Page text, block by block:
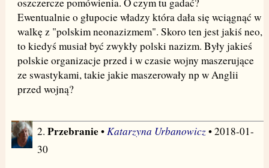
oszczercze pomówienia. O czym tu gadać?
Ewentualnie o głupocie władzy która dała się wciągnąć w
walkę z "polskim neonazizmem". Skoro ten jest jakiś neo,
to kiedyś musiał być zwykły polski nazizm. Były jakieś
polskie organizacje przed i w czasie wojny maszerujące
ze swastykami, takie jakie maszerowały np w Anglii
przed wojną?
2. Przebranie•Katarzyna Urbanowicz• 2018-01-
30